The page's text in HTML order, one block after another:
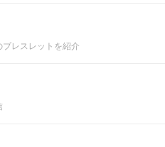
レスレットを紹介